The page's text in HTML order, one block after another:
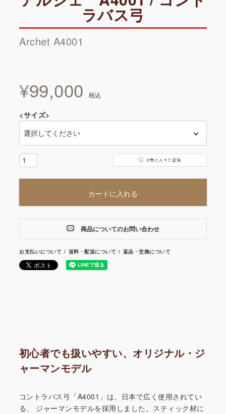
ラバス弓
Archet A4001
¥99,000 税込
<サイズ>
カートに入れる
商品についてのお問い合わせ
お支払いについて 送料・配送について 返品・交換について
初心者でも扱いやすい、オリジナル・ジ
ャーマンモデル
コントラバス弓「A4001」は、日本で広く使用されてい
る、
ジャーマンモデルを採用しました。スティック材に